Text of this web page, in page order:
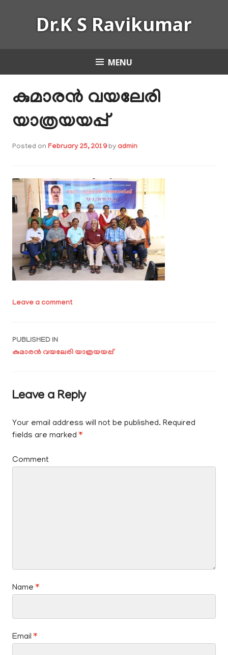
Dr.K S Ravikumar
MENU
കുമാരൻ വയലേരി
യാത്രയയപ്പ്
Posted on February 25, 2019by admin
Leave a comment
Post
PUBLISHED IN
കുമാരൻ വയലേരി യാത്രയയപ്പ്
Leave a Reply
Your email address will not be published. Required
fields are marked*
Comment
Name*
Email*